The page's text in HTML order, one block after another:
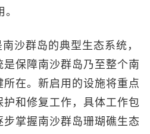
沙群岛的典型生态系统，
保障南沙群岛乃至整个南
在。新启用的设施将重点
和修复工作，具体工作包
掌握南沙群岛珊瑚礁生态